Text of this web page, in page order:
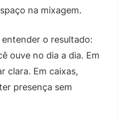
na mixagem.
o resultado:
ouve no dia a dia. Em
clara. Em caixas,
presença sem